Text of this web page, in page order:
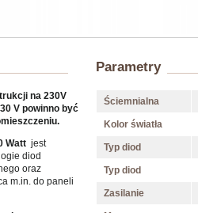
Parametry
Ściemnialna
Kolor światła
Typ diod
Typ diod
Zasilanie
na 230V
V powinno być
Watt jest
diod
oraz
m.in. do paneli